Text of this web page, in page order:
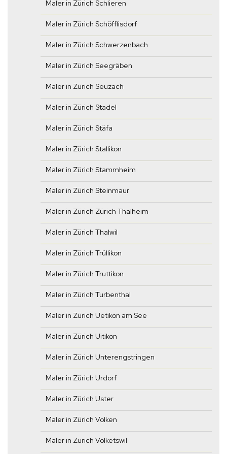
Maler in Zürich Schlieren
Maler in Zürich Schöfflisdorf
Maler in Zürich Schwerzenbach
Maler in Zürich Seegräben
Maler in Zürich Seuzach
Maler in Zürich Stadel
Maler in Zürich Stäfa
Maler in Zürich Stallikon
Maler in Zürich Stammheim
Maler in Zürich Steinmaur
Maler in Zürich Zürich Thalheim
Maler in Zürich Thalwil
Maler in Zürich Trüllikon
Maler in Zürich Truttikon
Maler in Zürich Turbenthal
Maler in Zürich Uetikon am See
Maler in Zürich Uitikon
Maler in Zürich Unterengstringen
Maler in Zürich Urdorf
Maler in Zürich Uster
Maler in Zürich Volken
Maler in Zürich Volketswil